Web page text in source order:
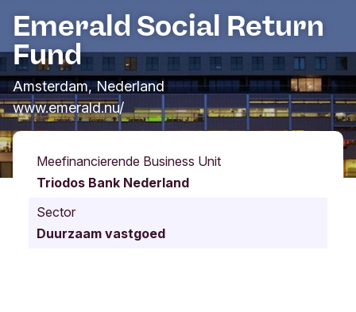
Emerald Social Return
Fund
Amsterdam, Nederland
www.emerald.nu/
Meefinancierende Business Unit
Triodos Bank Nederland
Sector
Duurzaam vastgoed